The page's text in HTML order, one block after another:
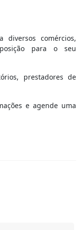
diversos comércios,
para o seu
prestadores de
e agende uma